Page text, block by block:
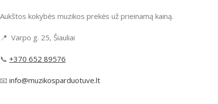
Aukštos kokybės muzikos prekės už prieinamą kainą.
📍 Varpo g. 25, Šiauliai
📞 +370 652 89576
📧 info@muzikosparduotuve.lt